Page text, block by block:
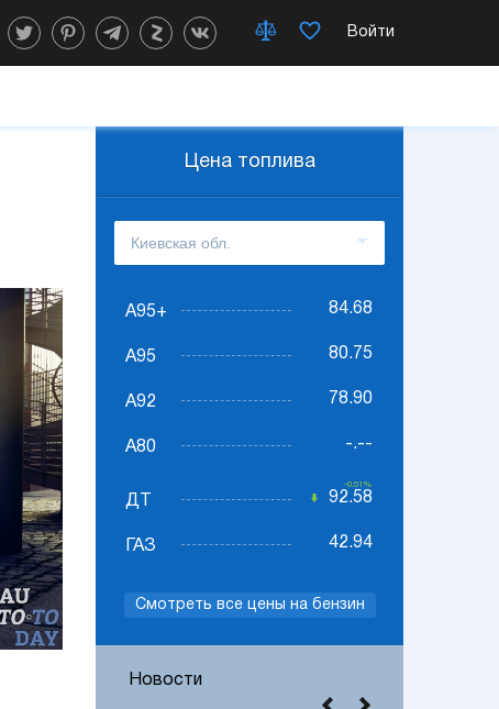
Войти
Цена топлива
А95+ 84.68
А95 80.75
А92 78.90
А80 -.--
ДТ
-0.51%
92.58
ГАЗ 42.94
Смотреть все цены на бензин
Новости